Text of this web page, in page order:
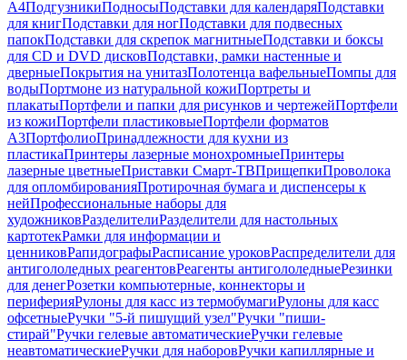
А4ПодгузникиПодносыПодставки для календаряПодставки
для книгПодставки для ногПодставки для подвесных
папокПодставки для скрепок магнитныеПодставки и боксы
для CD и DVD дисковПодставки, рамки настенные и
дверныеПокрытия на унитазПолотенца вафельныеПомпы для
водыПортмоне из натуральной кожиПортреты и
плакатыПортфели и папки для рисунков и чертежейПортфели
из кожиПортфели пластиковыеПортфели форматов
А3ПортфолиоПринадлежности для кухни из
пластикаПринтеры лазерные монохромныеПринтеры
лазерные цветныеПриставки Смарт-ТВПрищепкиПроволока
для опломбированияПротирочная бумага и диспенсеры к
нейПрофессиональные наборы для
художниковРазделителиРазделители для настольных
картотекРамки для информации и
ценниковРапидографыРасписание уроковРаспределители для
антигололедных реагентовРеагенты антигололедныеРезинки
для денегРозетки компьютерные, коннекторы и
периферияРулоны для касс из термобумагиРулоны для касс
офсетныеРучки "5-й пишущий узел"Ручки "пиши-
стирай"Ручки гелевые автоматическиеРучки гелевые
неавтоматическиеРучки для наборовРучки капиллярные и